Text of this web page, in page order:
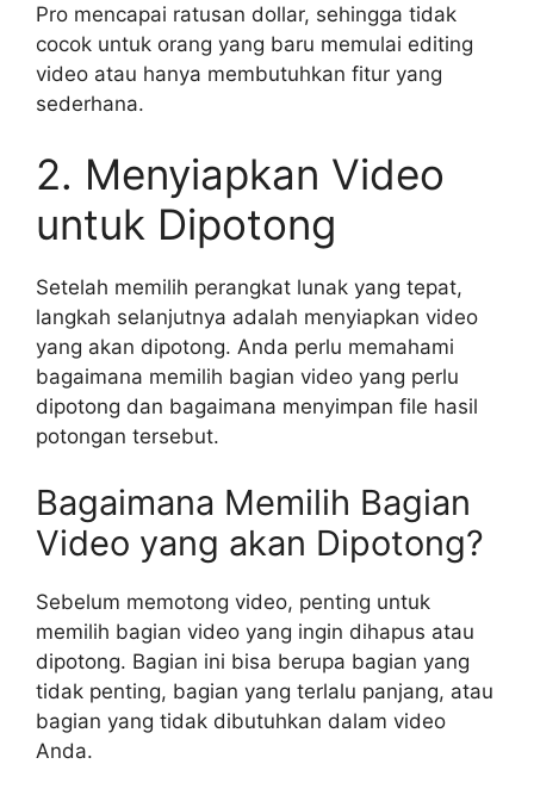
Pro mencapai ratusan dollar, sehingga tidak
cocok untuk orang yang baru memulai editing
video atau hanya membutuhkan fitur yang
sederhana.
2. Menyiapkan Video
untuk Dipotong
Setelah memilih perangkat lunak yang tepat,
langkah selanjutnya adalah menyiapkan video
yang akan dipotong. Anda perlu memahami
bagaimana memilih bagian video yang perlu
dipotong dan bagaimana menyimpan file hasil
potongan tersebut.
Bagaimana Memilih Bagian
Video yang akan Dipotong?
Sebelum memotong video, penting untuk
memilih bagian video yang ingin dihapus atau
dipotong. Bagian ini bisa berupa bagian yang
tidak penting, bagian yang terlalu panjang, atau
bagian yang tidak dibutuhkan dalam video
Anda.